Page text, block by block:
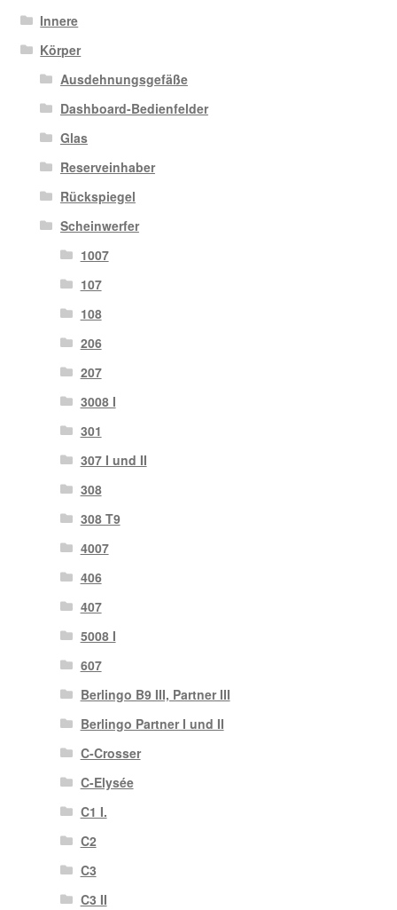
Innere
Körper
Ausdehnungsgefäße
Dashboard-Bedienfelder
Glas
Reserveinhaber
Rückspiegel
Scheinwerfer
1007
107
108
206
207
3008 I
301
307 I und II
308
308 T9
4007
406
407
5008 I
607
Berlingo B9 III, Partner III
Berlingo Partner I und II
C-Crosser
C-Elysée
C1 I.
C2
C3
C3 II